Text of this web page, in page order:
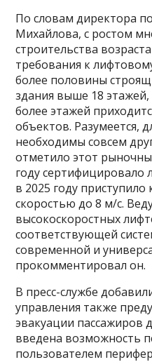
По словам директора
Михайлова, с ростом
строительства
требования к
более половины
здания выше 18
более этажей
объектов. Разумеется,
необходимы совсем
отметило этот
году сертифицировало
в 2025 году
скоростью до 8 м/с.
высокоскоростных
соответствующей
современной и
прокомментировал он.
В пресс-службе
управления также
эвакуации пассажиров
введена возможность
пользователем